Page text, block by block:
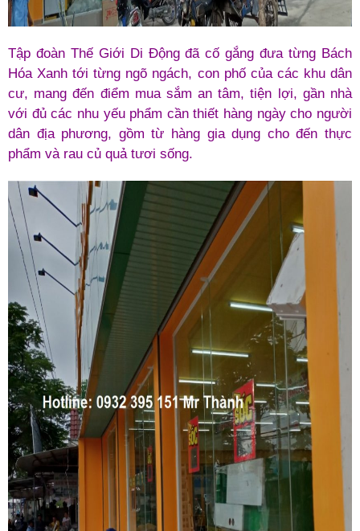
Tập đoàn Thế Giới Di Động đã cố gắng đưa từng Bách
Hóa Xanh tới từng ngõ ngách, con phố của các khu dân
cư, mang đến điểm mua sắm an tâm, tiện lợi, gần nhà
với đủ các nhu yếu phẩm cần thiết hàng ngày cho người
dân địa phương, gồm từ hàng gia dụng cho đến thực
phẩm và rau củ quả tươi sống.